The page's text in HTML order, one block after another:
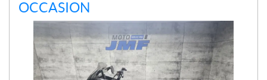
OCCASION